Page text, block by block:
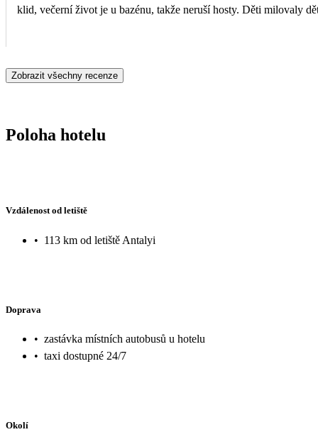
klid, večerní život je u bazénu, takže neruší hosty. Děti milovaly
Zobrazit všechny recenze
Poloha hotelu
Vzdálenost od letiště
• 113 km od letiště Antalyi
Doprava
• zastávka místních autobusů u hotelu
• taxi dostupné 24/7
Okolí